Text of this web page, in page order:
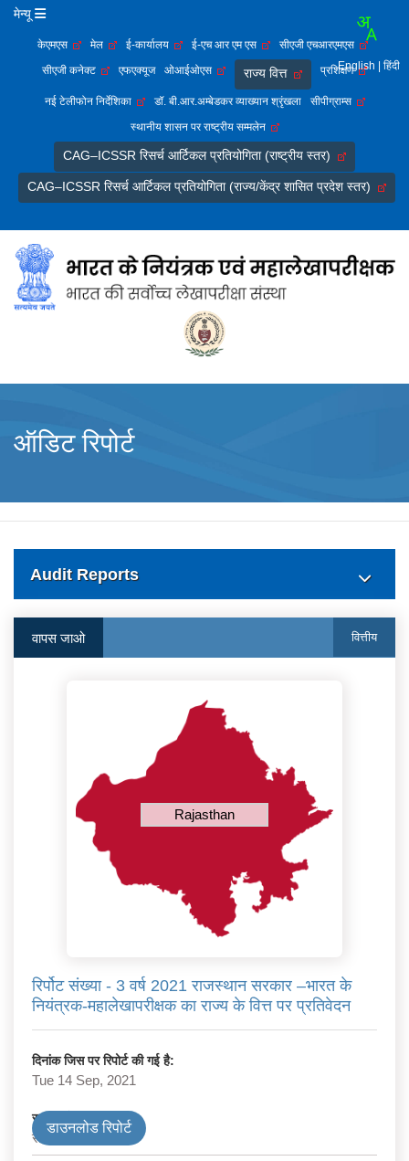
मेन्यू
केएमएस मेल ई-कार्यालय ई-एच आर एम एस
सीएजी एचआरएमएस
सीएजी कनेक्ट
एफएक्यूज ओआईओएस राज्य वित्त प्रशिक्षण
नई टेलीफोन निर्देशिका डॉ. बी.आर.अम्बेडकर व्याख्यान श्रृंखला
सीपीग्राम्स
स्थानीय शासन पर राष्ट्रीय सम्मलेन
CAG–ICSSR रिसर्च आर्टिकल प्रतियोगिता (राष्ट्रीय स्तर)
CAG–ICSSR रिसर्च आर्टिकल प्रतियोगिता (राज्य/केंद्र शासित प्रदेश स्तर)
English | हिंदी
ऑडिट रिपोर्ट
Audit Reports
वापस जाओ वित्तीय
Rajasthan
रिर्पोट संख्या - 3 वर्ष 2021 राजस्थान सरकार –भारत के
नियंत्रक-महालेखापरीक्षक का राज्य के वित्त पर प्रतिवेदन
दिनांक जिस पर रिपोर्ट की गई है:
Tue 14 Sep, 2021
सरकार के प्रकार
राज्य
डाउनलोड रिपोर्ट